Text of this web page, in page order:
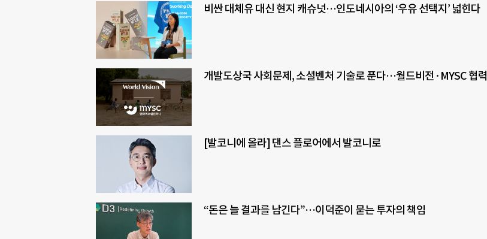
비싼 대체유 대신 현지 캐슈넛…인도네시아의 ‘우유 선택지’ 넓힌다
개발도상국 사회문제, 소셜벤처 기술로 푼다…월드비전·MYSC 협력
[발코니에 올라] 댄스 플로어에서 발코니로
“돈은 늘 결과를 남긴다”…이덕준이 묻는 투자의 책임